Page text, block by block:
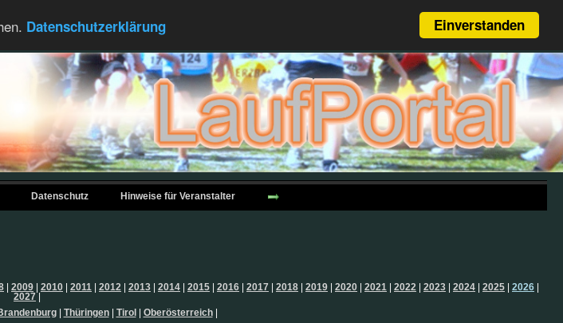
Einverstanden
Datenschutzerklärung
Datenschutz Hinweise für Veranstalter
2009 2010 2011 2012 2013 2014 2015 2016 2017 2018 2019 2020 2021 2022 2023 2024 2025 2026
2027
| Thüringen| Tirol Oberösterreich|